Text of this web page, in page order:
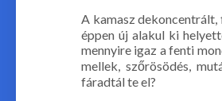
A kamasz
éppen új alakul ki
mennyire igaz a fenti
mellek, szőrösödés,
fáradtál te el?